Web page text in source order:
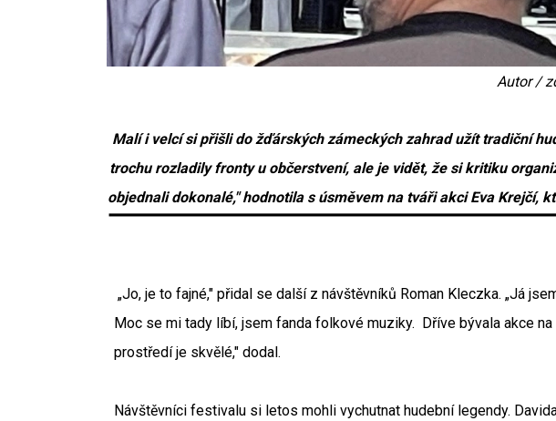
Autor /
Malí i velcí si přišli do žďárských zámeckých zahrad užít tradiční
trochu rozladily fronty u občerstvení, ale je vidět, že si kritiku
objednali dokonalé," hodnotila s úsměvem na tváři akci Eva Krejčí,
„Jo, je to fajné," přidal se další z návštěvníků Roman Kleczka. „Já
Moc se mi tady líbí, jsem fanda folkové muziky. Dříve bývala akce
prostředí je skvělé," dodal.
Návštěvníci festivalu si letos mohli vychutnat hudební legendy.